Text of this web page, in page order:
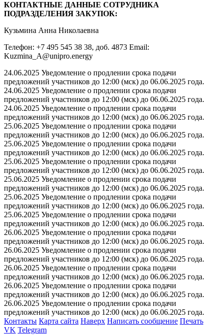
КОНТАКТНЫЕ ДАННЫЕ СОТРУДНИКА
ПОДРАЗДЕЛЕНИЯ ЗАКУПОК:
Кузьмина Анна Николаевна
Телефон: +7 495 545 38 38, доб. 4873 Email:
Kuzmina_A@unipro.energy
24.06.2025 Уведомление о продлении срока подачи
предложений участников до 12:00 (мск) до 06.06.2025 года.
24.06.2025 Уведомление о продлении срока подачи
предложений участников до 12:00 (мск) до 06.06.2025 года.
24.06.2025 Уведомление о продлении срока подачи
предложений участников до 12:00 (мск) до 06.06.2025 года.
25.06.2025 Уведомление о продлении срока подачи
предложений участников до 12:00 (мск) до 06.06.2025 года.
25.06.2025 Уведомление о продлении срока подачи
предложений участников до 12:00 (мск) до 06.06.2025 года.
25.06.2025 Уведомление о продлении срока подачи
предложений участников до 12:00 (мск) до 06.06.2025 года.
25.06.2025 Уведомление о продлении срока подачи
предложений участников до 12:00 (мск) до 06.06.2025 года.
25.06.2025 Уведомление о продлении срока подачи
предложений участников до 12:00 (мск) до 06.06.2025 года.
25.06.2025 Уведомление о продлении срока подачи
предложений участников до 12:00 (мск) до 06.06.2025 года.
26.06.2025 Уведомление о продлении срока подачи
предложений участников до 12:00 (мск) до 06.06.2025 года.
26.06.2025 Уведомление о продлении срока подачи
предложений участников до 12:00 (мск) до 06.06.2025 года.
26.06.2025 Уведомление о продлении срока подачи
предложений участников до 12:00 (мск) до 06.06.2025 года.
26.06.2025 Уведомление о продлении срока подачи
предложений участников до 12:00 (мск) до 06.06.2025 года.
26.06.2025 Уведомление о продлении срока подачи
предложений участников до 12:00 (мск) до 06.06.2025 года.
Контакты Карта сайта Наверх Написать сообщение Печать
VK Telegram